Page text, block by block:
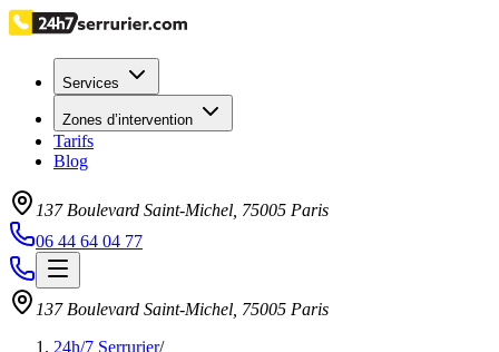
Services
Zones d’intervention
Tarifs
Blog
137 Boulevard Saint-Michel 75005 Paris
06 44 64 04 77
137 Boulevard Saint-Michel 75005 Paris
24h/7 Serrurier/